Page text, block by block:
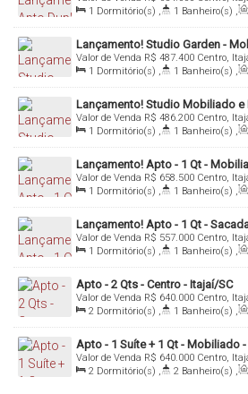
1 Dormitório(s) , 1 Banheiro(s) ,
Sala(s)
Lançamento! Studio Garden -
Centro - Itajaí/SC
R$ 487.400
Valor de Venda
Centro,
1 Dormitório(s) , 1 Banheiro(s) ,
Lançamento! Studio Mobiliado e
Centro - Itajaí/SC
R$ 486.200
Valor de Venda
Centro,
1 Dormitório(s) , 1 Banheiro(s) ,
Lançamento! Apto - 1 Qt -
Itajaí/SC
R$ 658.500
Valor de Venda
Centro,
1 Dormitório(s) , 1 Banheiro(s) ,
Lançamento! Apto - 1 Qt -
R$ 557.000
Valor de Venda
Centro,
1 Dormitório(s) , 1 Banheiro(s) ,
Sala(s)
Apto - 2 Qts - Centro - Itajaí/SC
R$ 640.000
Valor de Venda
Centro,
2 Dormitório(s) , 1 Banheiro(s) ,
Sala(s) , 1 Vaga(s)
Apto - 1 Suíte + 1 Qt - Mobiliado
R$ 640.000
Valor de Venda
Centro,
2 Dormitório(s) , 2 Banheiro(s) ,